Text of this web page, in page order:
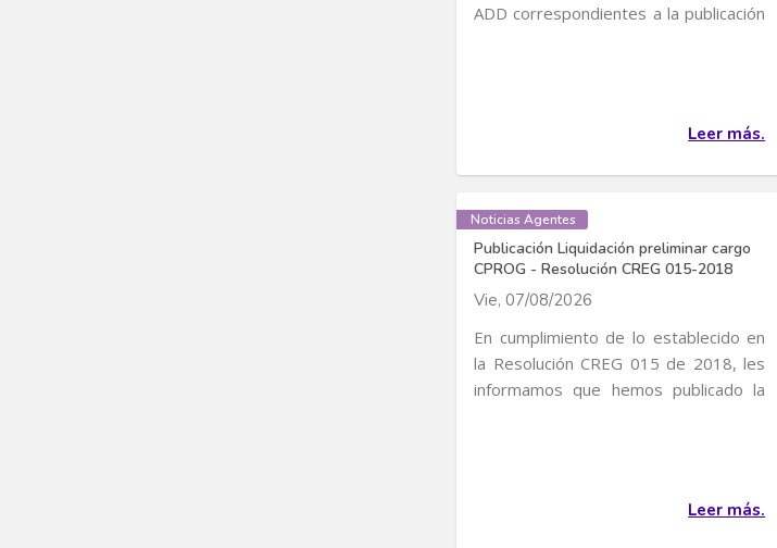
ADD correspondientes a la publicación
Leer más.
Noticias Agentes
Publicación Liquidación preliminar cargo
CPROG - Resolución CREG 015-2018
Vie, 07/08/2026
En cumplimiento de lo establecido en
la Resolución CREG 015 de 2018, les
informamos que hemos publicado la
Leer más.